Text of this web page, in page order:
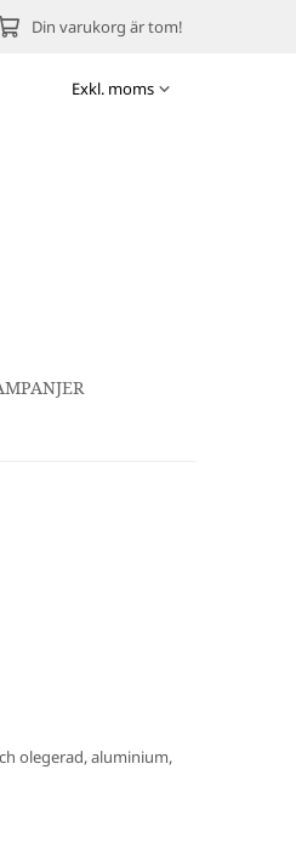
Din varukorg är tom!
olegerad, aluminium,